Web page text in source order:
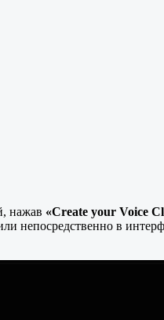
нажав «Create your Voice
непосредственно в